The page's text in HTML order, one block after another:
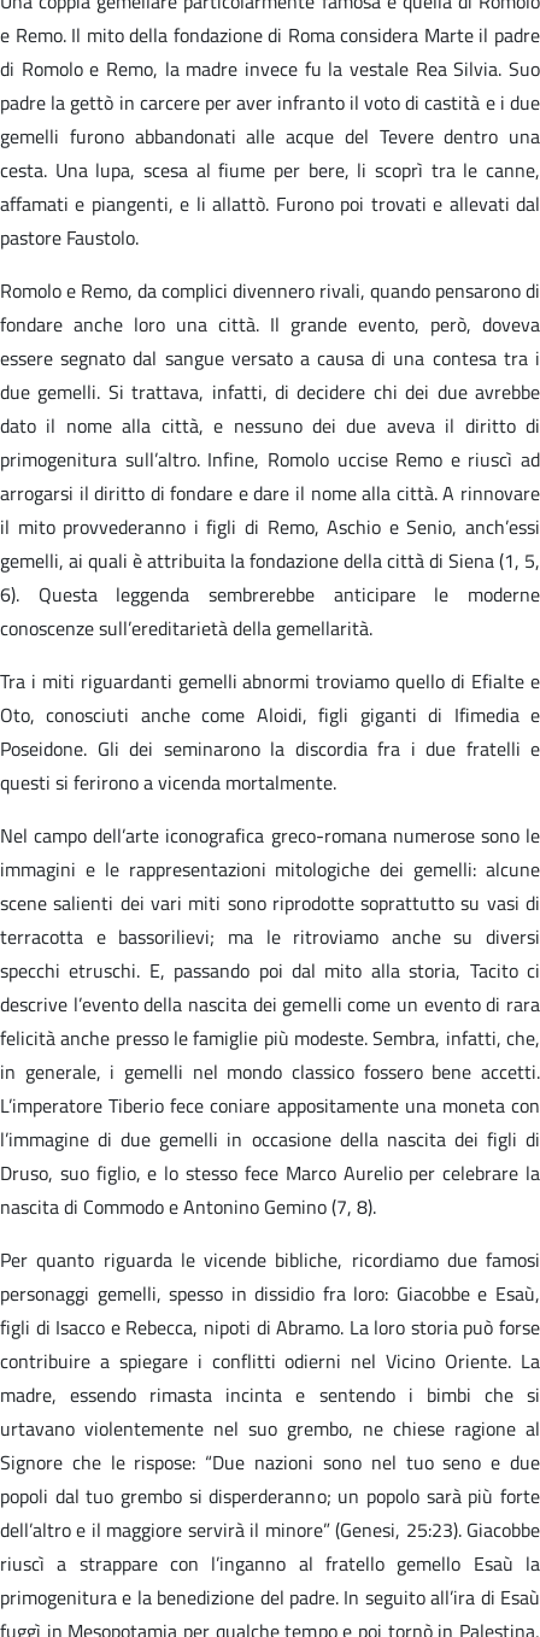
e Remo. Il mito della fondazione di Roma considera Marte il padre
di Romolo e Remo, la madre invece fu la vestale Rea Silvia. Suo
padre la gettò in carcere per aver infranto il voto di castità e i due
gemelli furono abbandonati alle acque del Tevere dentro una
cesta. Una lupa, scesa al fiume per bere, li scoprì tra le canne,
affamati e piangenti, e li allattò. Furono poi trovati e allevati dal
pastore Faustolo.
Romolo e Remo, da complici divennero rivali, quando pensarono di
fondare anche loro una città. Il grande evento, però, doveva
essere segnato dal sangue versato a causa di una contesa tra i
due gemelli. Si trattava, infatti, di decidere chi dei due avrebbe
dato il nome alla città, e nessuno dei due aveva il diritto di
primogenitura sull’altro. Infine, Romolo uccise Remo e riuscì ad
arrogarsi il diritto di fondare e dare il nome alla città. A rinnovare
il mito provvederanno i figli di Remo, Aschio e Senio, anch’essi
gemelli, ai quali è attribuita la fondazione della città di Siena (1, 5,
6). Questa leggenda sembrerebbe anticipare le moderne
conoscenze sull’ereditarietà della gemellarità.
Tra i miti riguardanti gemelli abnormi troviamo quello di Efialte e
Oto, conosciuti anche come Aloidi, figli giganti di Ifimedia e
Poseidone. Gli dei seminarono la discordia fra i due fratelli e
questi si ferirono a vicenda mortalmente.
Nel campo dell’arte iconografica greco-romana numerose sono le
immagini e le rappresentazioni mitologiche dei gemelli: alcune
scene salienti dei vari miti sono riprodotte soprattutto su vasi di
terracotta e bassorilievi; ma le ritroviamo anche su diversi
specchi etruschi. E, passando poi dal mito alla storia, Tacito ci
descrive l’evento della nascita dei gemelli come un evento di rara
felicità anche presso le famiglie più modeste. Sembra, infatti, che,
in generale, i gemelli nel mondo classico fossero bene accetti.
L’imperatore Tiberio fece coniare appositamente una moneta con
l’immagine di due gemelli in occasione della nascita dei figli di
Druso, suo figlio, e lo stesso fece Marco Aurelio per celebrare la
nascita di Commodo e Antonino Gemino (7, 8).
Per quanto riguarda le vicende bibliche, ricordiamo due famosi
personaggi gemelli, spesso in dissidio fra loro: Giacobbe e Esaù,
figli di Isacco e Rebecca, nipoti di Abramo. La loro storia può forse
contribuire a spiegare i conflitti odierni nel Vicino Oriente. La
madre, essendo rimasta incinta e sentendo i bimbi che si
urtavano violentemente nel suo grembo, ne chiese ragione al
Signore che le rispose: “Due nazioni sono nel tuo seno e due
popoli dal tuo grembo si disperderanno; un popolo sarà più forte
dell’altro e il maggiore servirà il minore” (Genesi, 25:23). Giacobbe
riuscì a strappare con l’inganno al fratello gemello Esaù la
primogenitura e la benedizione del padre. In seguito all’ira di Esaù
fuggì in Mesopotamia per qualche tempo e poi tornò in Palestina,